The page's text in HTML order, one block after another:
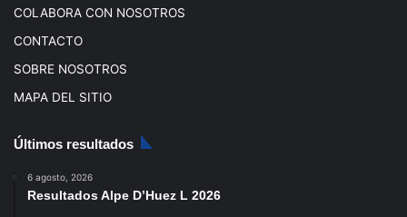
COLABORA CON NOSOTROS
CONTACTO
SOBRE NOSOTROS
MAPA DEL SITIO
Últimos resultados
6 agosto, 2026
Resultados Alpe D’Huez L 2026